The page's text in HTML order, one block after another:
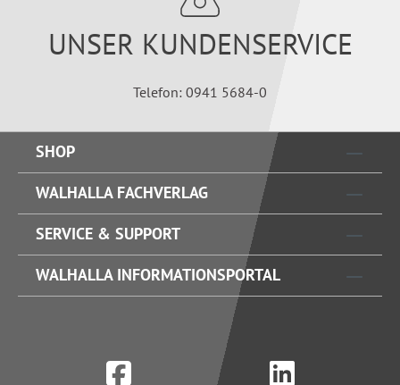
UNSER KUNDENSERVICE
Telefon: 0941 5684-0
SHOP
WALHALLA FACHVERLAG
SERVICE & SUPPORT
WALHALLA INFORMATIONSPORTAL